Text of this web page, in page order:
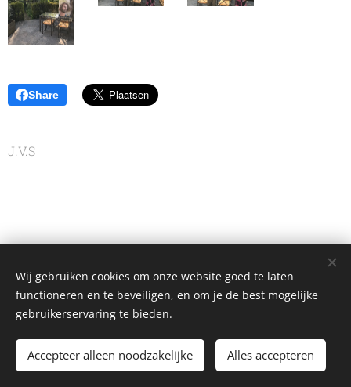
Share
J.V.S
Copyright © 2020Atelier Vermeule n.All rights reserved.
Designed by D-PROJECT Cookies
Wij gebruiken cookies om onze website goed te laten
functioneren en te beveiligen, en om je de best mogelijke
gebruikerservaring te bieden.
Accepteer alleen noodzakelijke Alles accepteren